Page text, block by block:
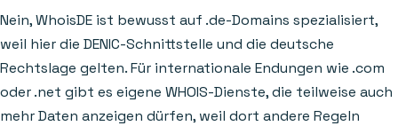
Nein, WhoisDE ist bewusst auf .de-Domains spezialisiert,
weil hier die DENIC-Schnittstelle und die deutsche
Rechtslage gelten. Für internationale Endungen wie .com
oder .net gibt es eigene WHOIS-Dienste, die teilweise auch
mehr Daten anzeigen dürfen, weil dort andere Regeln